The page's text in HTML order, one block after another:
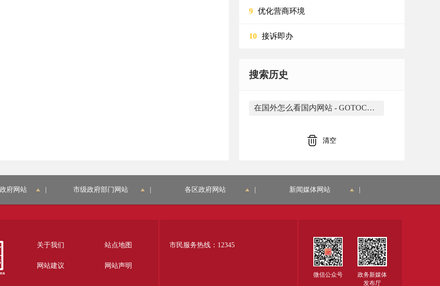
9 优化营商环境
10 接诉即办
搜索历史
在国外怎么看国内网站 - GOTOCN https://www.gotocn.com/在国外怎么看国内网站_2021.html 是由合肥市蜀山区大香蕉网络应用工作室开发
清空
府网站 市级政府部门网站 各区政府网站 新闻媒体网站
关于我们 站点地图
网站建议 网站声明
市民服务热线：12345
微信公众号
政务新媒体
发布厅